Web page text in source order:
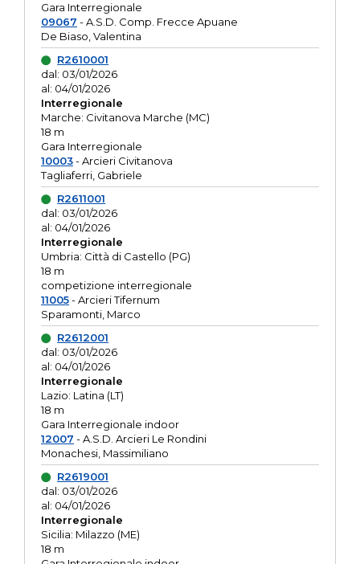
Gara Interregionale
09067 - A.S.D. Comp. Frecce Apuane
De Biaso, Valentina
R2610001
dal: 03/01/2026
al: 04/01/2026
Interregionale
Marche: Civitanova Marche (MC)
18 m
Gara Interregionale
10003- Arcieri Civitanova
Tagliaferri, Gabriele
R2611001
dal: 03/01/2026
al: 04/01/2026
Interregionale
Umbria: Città di Castello (PG)
18 m
competizione interregionale
11005- Arcieri Tifernum
Sparamonti, Marco
R2612001
dal: 03/01/2026
al: 04/01/2026
Interregionale
Lazio: Latina (LT)
18 m
Gara Interregionale indoor
12007 - A.S.D. Arcieri Le Rondini
Monachesi, Massimiliano
R2619001
dal: 03/01/2026
al: 04/01/2026
Interregionale
Sicilia: Milazzo (ME)
18 m